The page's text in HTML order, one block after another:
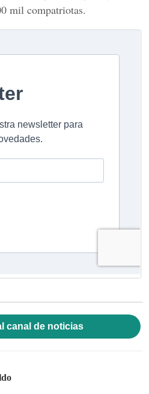
mil compatriotas.
canal de noticias